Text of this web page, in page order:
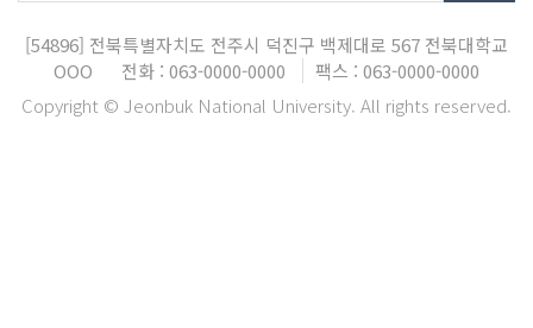
[54896] 전북특별자치도 전주시 덕진구 백제대로 567 전북대학교
OOO
전화 : 063-0000-0000
팩스 : 063-0000-0000
Copyright © Jeonbuk National University. All rights reserved.